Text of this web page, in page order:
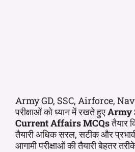
Army GD, SSC, Airforce,
परीक्षाओं को ध्यान में रखते हुएArmy
Current Affairs MCQsतैयार
तैयारी अधिक सरल, सटीक और
आगामी परीक्षाओं की तैयारी बेहतर